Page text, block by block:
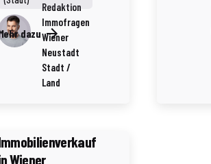
Redaktion
Immofragen
Wiener
Neustadt
Stadt /
Land
dazu
Minuten Lesezeit
als
Wiener